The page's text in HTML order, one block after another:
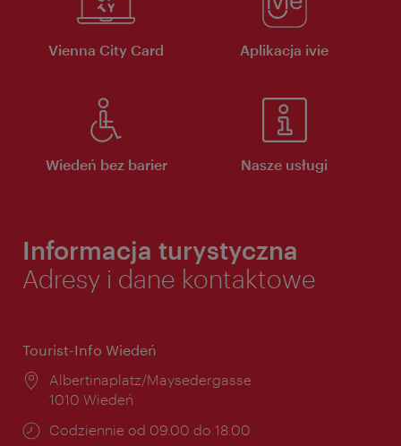
Vienna City Card Aplikacja ivie
Wiedeń bez barier Nasze usługi
Informacja turystyczna
Adresy i dane kontaktowe
Tourist-Info Wiedeń
Miejsce:
Albertinaplatz/Maysedergasse
1010 Wiedeń
Godziny
Codziennie od 09.00 do 18.00